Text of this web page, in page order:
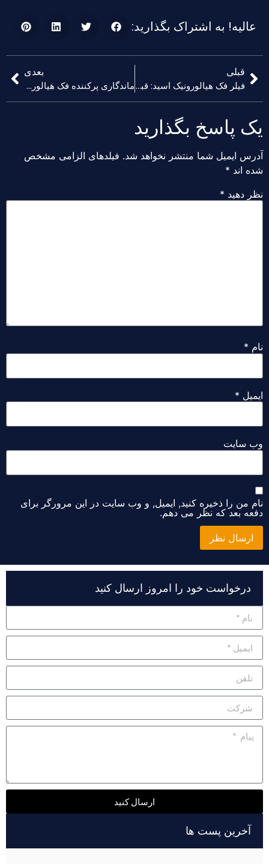
به اشتراک بگذارید:
قبلی
فیلر فک هیالورونیک اسید: قبل و بعد از نتایج ماندگاری پرکننده فک هیالورونیک اسید چقدر است؟?
پاسخ بگذارید
ایمیل شما منتشر نخواهد شد. فیلدهای الزامی مشخص
*
*
*
را ذخیره کنید, ایمیل, و وب سایت در این مرورگر برای
بعد که نظر می دهم.
خود را امروز ارسال کنید
ارسال کنید
پست ها